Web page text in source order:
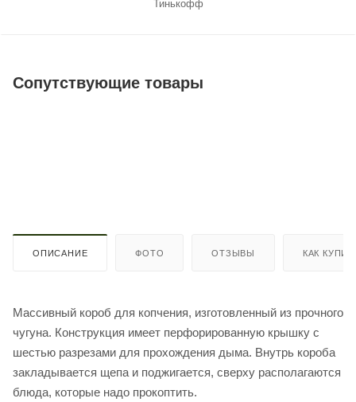
Тинькофф
Сопутствующие товары
ОПИСАНИЕ ФОТО ОТЗЫВЫ КАК
Массивный короб для копчения, изготовленный из прочного
чугуна. Конструкция имеет перфорированную крышку с
шестью разрезами для прохождения дыма. Внутрь короба
закладывается щепа и поджигается, сверху располагаются
блюда, которые надо прокоптить.